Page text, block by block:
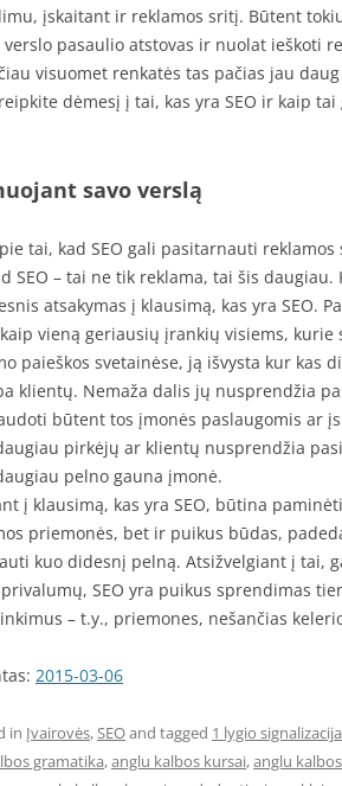
įskaitant ir reklamos sritį. Būtent
verslo pasaulio atstovas ir nuolat ieškoti
visuomet renkatės tas pačias jau
dėmesį į tai, kas yra SEO ir kaip
savo verslą
tai, kad SEO gali pasitarnauti
SEO – tai ne tik reklama, tai šis daugiau.
atsakymas į klausimą, kas yra SEO.
vieną geriausių įrankių visiems, kurie
paieškos svetainėse, ją išvysta kur kas
klientų. Nemaža dalis jų nusprendžia
būtent tos įmonės paslaugomis ar
pirkėjų ar klientų nusprendžia
pelno gauna įmonė.
į klausimą, kas yra SEO, būtina
priemonės, bet ir puikus būdas,
kuo didesnį pelną. Atsižvelgiant į tai,
SEO yra puikus sprendimas
– t.y., priemones, nešančias
2015-03-06
in Įvairovės,SEOand tagged 1 lygio signalizacija
gramatika,anglu kalbos kursai,anglu